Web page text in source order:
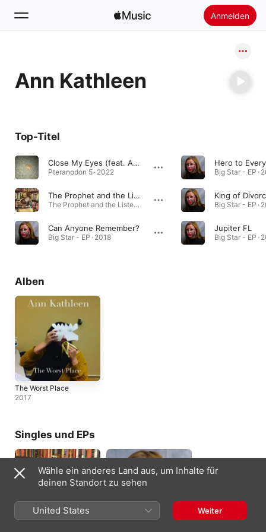
Anmelden
Startseite
Radio
Ann Kathleen
Top-Titel
Close My Eyes (feat. Ann Kathleen)
Pteranodon 5 · 2022
The Prophet and the Listener
The Prophet and the Listener - Single · 2018
Can Anyone Remember?
Big Star - EP · 2018
Hero to
Big Star - EP ·
King of
Big Star - EP ·
Jupiter FL
Big Star - EP ·
Alben
The Worst Place
2017
Singles und EPs
Wähle ein anderes Land aus, um Inhalte für
deinen Standort zu sehen
United States Weiter